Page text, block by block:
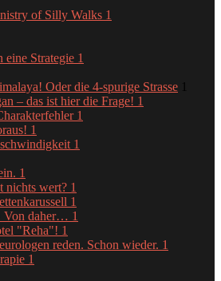
of Silly Walks 1
Strategie 1
Oder die 4-spurige Strasse 1
– das ist hier die Frage! 1
1
1
1
1
nichts wert? 1
1
Von daher… 1
"Reha"! 1
reden. Schon wieder. 1
1